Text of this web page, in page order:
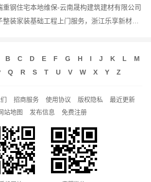
重钢住宅本地维保-云南晟构建筑建材有限公司
畅销房子整装家装基础工程上门服务，浙江乐享新材料有限公司
B C D E F G H I J K L
M
Q R S T U V W X Y Z
招商服务 使用协议 版权隐私
最近更新
站地图
发布信息 免费注册